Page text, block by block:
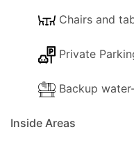
Chairs and
Private
Backup
Inside Areas